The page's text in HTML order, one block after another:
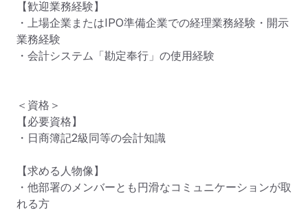
【歓迎業務経験】
・上場企業またはIPO準備企業での経理業務経験・開示
業務経験
・会計システム「勘定奉行」の使用経験
＜資格＞
【必要資格】
・日商簿記2級同等の会計知識
【求める人物像】
・他部署のメンバーとも円滑なコミュニケーションが取
れる方